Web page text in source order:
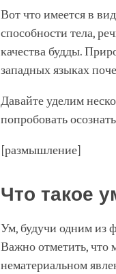
Вот что имеется в
способности тела,
качества будды.
западных языках
Давайте уделим
попробовать
[размышление]
Что такое
Ум, будучи одним из
Важно отметить, что
нематериальном